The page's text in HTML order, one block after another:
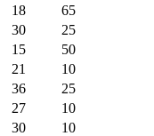
18
65
30
25
15
50
21
10
36
25
27
10
30
10